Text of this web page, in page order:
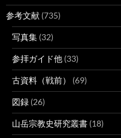
参考文献 (735)
写真集 (32)
参拝ガイド他 (33)
古資料（戦前） (69)
図録 (26)
山岳宗教史研究叢書 (18)